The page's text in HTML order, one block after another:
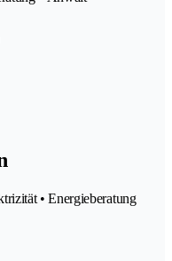
• Energieberatung